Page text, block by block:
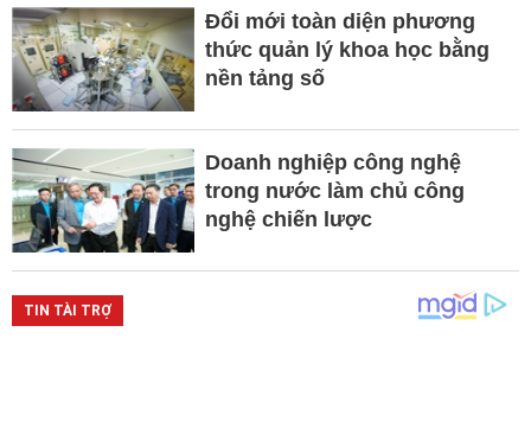
Đổi mới toàn diện phương
thức quản lý khoa học bằng
nền tảng số
Doanh nghiệp công nghệ
trong nước làm chủ công
nghệ chiến lược